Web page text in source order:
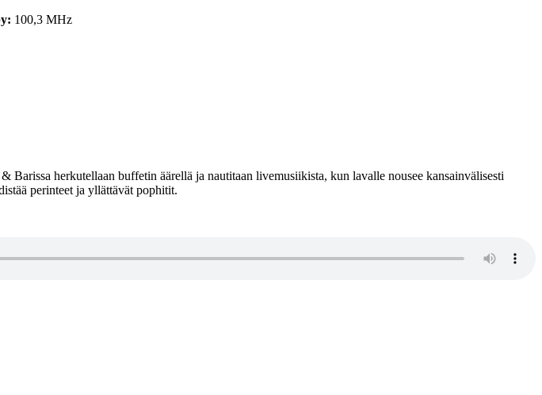
100,3 MHz
herkutellaan buffetin äärellä ja nautitaan livemusiikista, kun lavalle nousee kansainvälisesti
perinteet ja yllättävät pophitit.